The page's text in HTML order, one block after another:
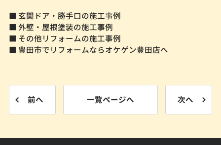
■ 玄関ドア・勝手口の施工事例
■ 外壁・屋根塗装の施工事例
■ その他リフォームの施工事例
■ 豊田市でリフォームならオケゲン豊田店へ
前へ 一覧ページへ 次へ